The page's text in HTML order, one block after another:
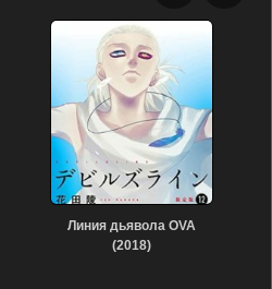
Линия дьявола OVA
(2018)